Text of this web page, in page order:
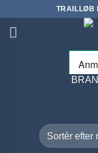
indhold
TRAILLØB